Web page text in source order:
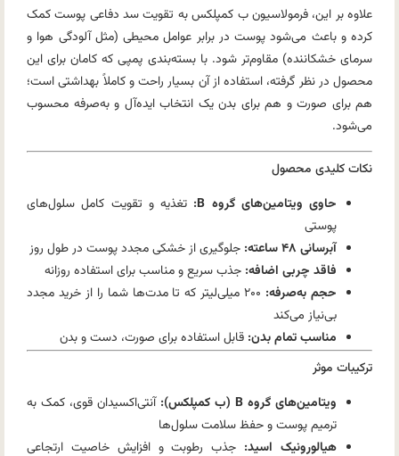
علاوه بر این، فرمولاسیون ب کمپلکس به تقویت سد دفاعی پوست کمک
کرده و باعث می‌شود پوست در برابر عوامل محیطی (مثل آلودگی هوا و
سرمای خشکاننده) مقاوم‌تر شود. با بسته‌بندی پمپی که کامان برای این
محصول در نظر گرفته، استفاده از آن بسیار راحت و کاملاً بهداشتی است؛
هم برای صورت و هم برای بدن یک انتخاب ایده‌آل و به‌صرفه محسوب
می‌شود.
نکات کلیدی محصول
حاوی ویتامین‌های گروه B:
تغذیه و تقویت کامل سلول‌های
پوستی
آبرسانی ۴۸ ساعته:
جلوگیری از خشکی مجدد پوست در طول روز
فاقد چربی اضافه: جذب سریع و مناسب برای استفاده روزانه
حجم به‌صرفه:
۲۰۰ میلی‌لیتر که تا مدت‌ها شما را از خرید مجدد
بی‌نیاز می‌کند
مناسب تمام بدن: قابل استفاده برای صورت، دست و بدن
ترکیبات موثر
ویتامین‌های گروه B (ب کمپلکس):
آنتی‌اکسیدان قوی، کمک به
ترمیم پوست و حفظ سلامت سلول‌ها
هیالورونیک اسید: جذب رطوبت و افزایش خاصیت ارتجاعی